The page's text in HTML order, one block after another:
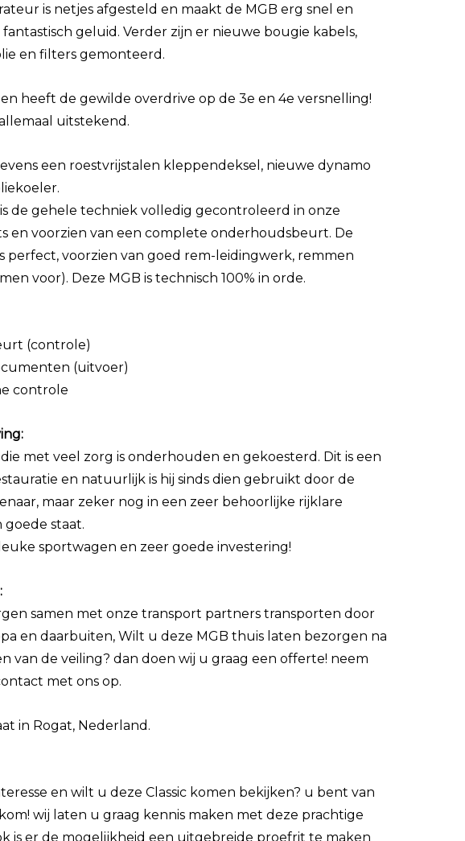
is netjes afgesteld en maakt de MGB erg snel en
geluid. Verder zijn er nieuwe bougie kabels,
en filters gemonteerd.
heeft de gewilde overdrive op de 3e en 4e versnelling!
uitstekend.
een roestvrijstalen kleppendeksel, nieuwe dynamo
de gehele techniek volledig gecontroleerd in onze
en voorzien van een complete onderhoudsbeurt. De
perfect, voorzien van goed rem-leidingwerk, remmen
voor). Deze MGB is technisch 100% in orde.
(controle)
(uitvoer)
controle
met veel zorg is onderhouden en gekoesterd. Dit is een
en natuurlijk is hij sinds dien gebruikt door de
maar zeker nog in een zeer behoorlijke rijklare
goede staat.
sportwagen en zeer goede investering!
samen met onze transport partners transporten door
en daarbuiten, Wilt u deze MGB thuis laten bezorgen na
van de veiling? dan doen wij u graag een offerte! neem
met ons op.
in Rogat, Nederland.
en wilt u deze Classic komen bekijken? u bent van
wij laten u graag kennis maken met deze prachtige
is er de mogelijkheid een uitgebreide proefrit te maken